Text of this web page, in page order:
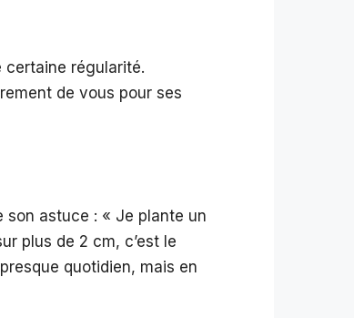
certaine régularité.
de vous pour ses
son astuce : « Je plante un
plus de 2 cm, c’est le
quotidien, mais en